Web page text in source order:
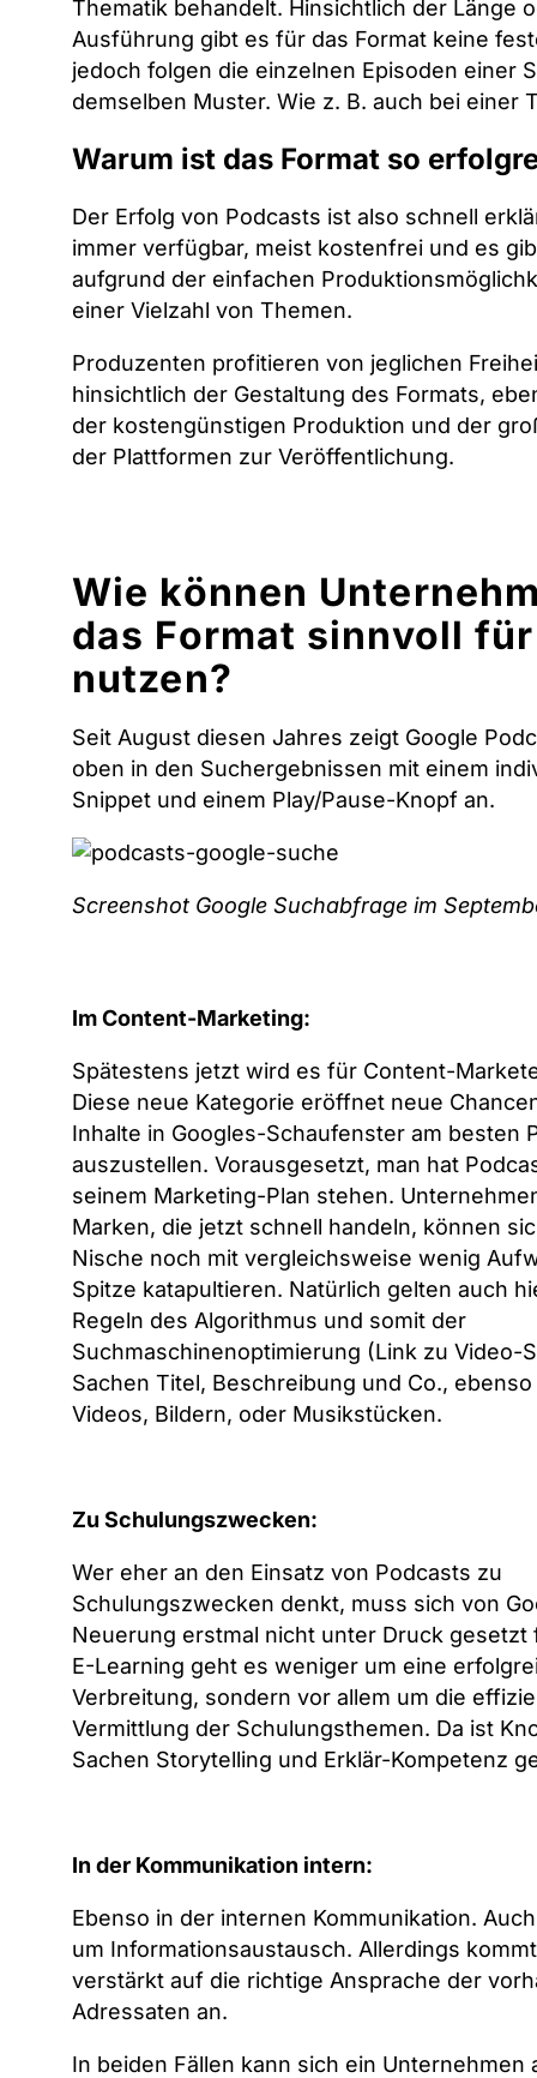
Thematik behandelt. Hinsichtlich der Länge
Ausführung gibt es für das Format keine
jedoch folgen die einzelnen Episoden einer
demselben Muster. Wie z. B. auch bei einer
Warum ist das Format so
Der Erfolg von Podcasts ist also schnell
immer verfügbar, meist kostenfrei und es
aufgrund der einfachen
einer Vielzahl von Themen.
Produzenten profitieren von jeglichen
hinsichtlich der Gestaltung des Formats,
der kostengünstigen Produktion und der
der Plattformen zur Veröffentlichung.
Wie können
das Format sinnvoll
nutzen?
Seit August diesen Jahres zeigt Google
oben in den Suchergebnissen mit einem
Snippet und einem Play/Pause-Knopf an.
Screenshot Google Suchabfrage im
Im Content-Marketing:
Spätestens jetzt wird es für Content-
Diese neue Kategorie eröffnet neue
Inhalte in Googles-Schaufenster am besten
auszustellen. Vorausgesetzt, man hat
seinem Marketing-Plan stehen.
Marken, die jetzt schnell handeln, können
Nische noch mit vergleichsweise wenig
Spitze katapultieren. Natürlich gelten auch
Regeln des Algorithmus und somit der
Suchmaschinenoptimierung (Link zu Video-
Sachen Titel, Beschreibung und Co.,
Videos, Bildern, oder Musikstücken.
Zu Schulungszwecken:
Wer eher an den Einsatz von Podcasts zu
Schulungszwecken denkt, muss sich von
Neuerung erstmal nicht unter Druck gesetzt
E-Learning geht es weniger um eine
Verbreitung, sondern vor allem um die
Vermittlung der Schulungsthemen. Da ist
Sachen Storytelling und Erklär-Kompetenz
In der Kommunikation intern:
Ebenso in der internen Kommunikation.
um Informationsaustausch. Allerdings
verstärkt auf die richtige Ansprache der
Adressaten an.
In beiden Fällen kann sich ein Unternehmen